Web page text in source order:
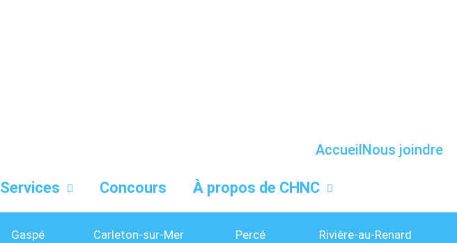
AccueilNous joindre
Services Concours À propos de CHNC
Gaspé Carleton-sur-Mer Percé Rivière-au-Renard